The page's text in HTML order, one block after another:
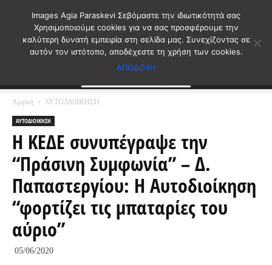
Αρχική ΑΥΤΟΔΙΟΙΚΗΣΗ
ΑΥΤΟΔΙΟΙΚΗΣΗ
Η ΚΕΔΕ συνυπέγραψε την
“Πράσινη Συμφωνία” – Δ.
Παπαστεργίου: Η Αυτοδιοίκηση
“φορτίζει τις μπαταρίες του
αύριο”
05/06/2020
Images Agia Paraskevi Σεβόμαστε την ιδιωτικότητά σας
Χρησιμοποιούμε cookies για να σας προσφέρουμε την
καλύτερη δυνατή εμπειρία στη σελίδα μας. Συνεχίζοντας σε
αυτόν τον ιστότοπο, αποδέχεστε τη χρήση των cookies.
ΑΠΟΔΟΧΗ